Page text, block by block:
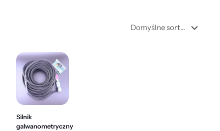
Silnik
galwanometryczny